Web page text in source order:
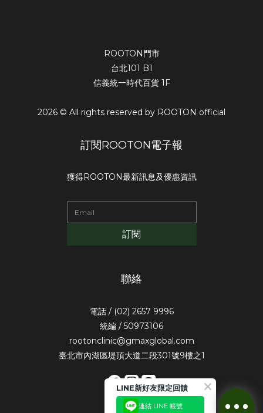
ROOTON門市
台北101 B1
信義統一時代百貨 1F
2026 © All rights reserved by ROOTON official
訂閱ROOTON電子報
獲得ROOTON最新訊息及優惠資訊
訂閱
聯絡
電話 / (02) 2657 9996
統編 / 50973106
rootonclinic@gmaxglobal.com
臺北市內湖區堤頂大道二段301號9樓之1
LINE新好友限定回饋
連結 LINE 帳號